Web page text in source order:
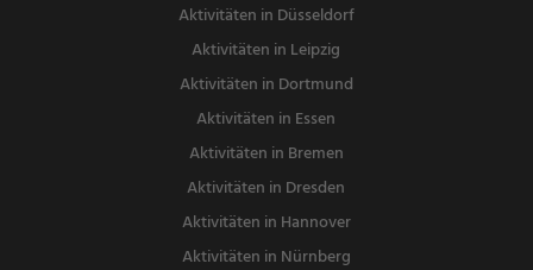
Aktivitäten in Düsseldorf
Aktivitäten in Leipzig
Aktivitäten in Dortmund
Aktivitäten in Essen
Aktivitäten in Bremen
Aktivitäten in Dresden
Aktivitäten in Hannover
Aktivitäten in Nürnberg